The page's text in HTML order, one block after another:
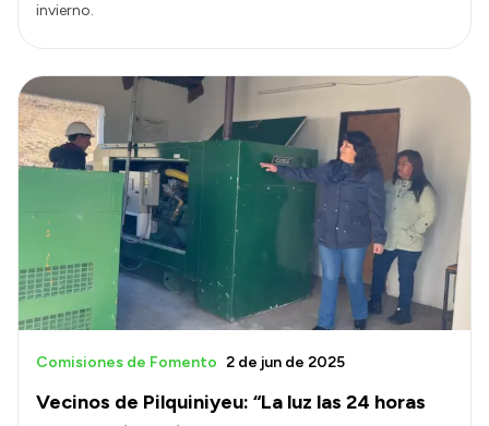
invierno.
Vecinos de Pilquiniyeu: “La luz las 24 horas
Comisiones de Fomento 2 de jun de 2025